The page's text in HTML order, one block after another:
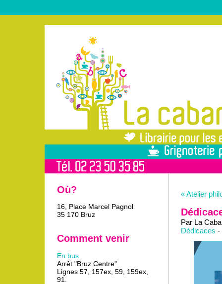
« Atelier
Par La
Dédicaces -
Où?
16, Place Marcel Pagnol
35 170 Bruz
Comment venir
En bus
Arrêt "Bruz Centre"
Lignes 57, 157ex, 59, 159ex,
91.